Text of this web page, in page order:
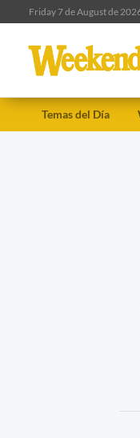
Friday 7 de August de
Temas del Día